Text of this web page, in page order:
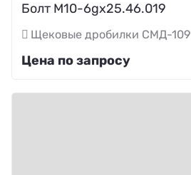
Болт М10-6gх25.46.019
Щековые дробилки СМД-109
Цена по запросу